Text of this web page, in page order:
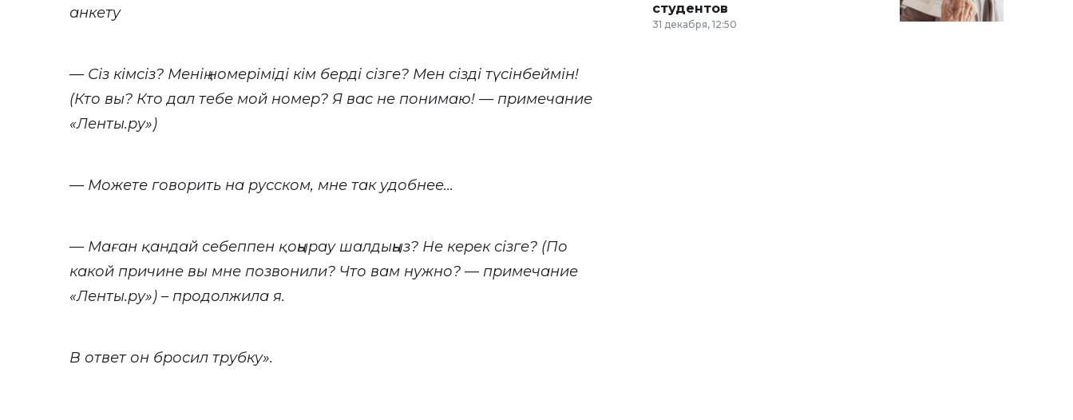
анкету
— Сіз кімсіз? Менің номеріміді кім берді сізге? Мен сізді түсінбеймін!
(Кто вы? Кто дал тебе мой номер? Я вас не понимаю! — примечание
«Ленты.ру»)
— Можете говорить на русском, мне так удобнее...
— Маған қандай себеппен қоңырау шалдыңыз? Не керек сізге? (По
какой причине вы мне позвонили? Что вам нужно? — примечание
«Ленты.ру») – продолжила я.
В ответ он бросил трубку».
студентов
31 декабря, 12:50